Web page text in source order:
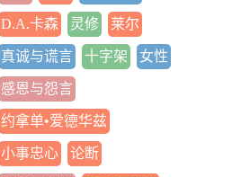
D.A.卡森 灵修 莱尔
真诚与谎言 十字架 女性
感恩与怨言
约拿单•爱德华兹
小事忠心 论断